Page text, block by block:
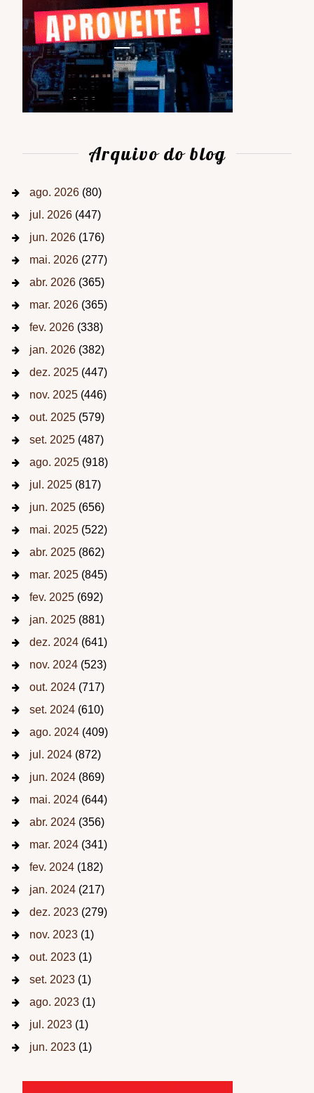
Arquivo do blog
ago. 2026 (80)
jul. 2026 (447)
jun. 2026 (176)
mai. 2026 (277)
abr. 2026 (365)
mar. 2026 (365)
fev. 2026 (338)
jan. 2026 (382)
dez. 2025 (447)
nov. 2025 (446)
out. 2025 (579)
set. 2025 (487)
ago. 2025 (918)
jul. 2025 (817)
jun. 2025 (656)
mai. 2025 (522)
abr. 2025 (862)
mar. 2025 (845)
fev. 2025 (692)
jan. 2025 (881)
dez. 2024 (641)
nov. 2024 (523)
out. 2024 (717)
set. 2024 (610)
ago. 2024 (409)
jul. 2024 (872)
jun. 2024 (869)
mai. 2024 (644)
abr. 2024 (356)
mar. 2024 (341)
fev. 2024 (182)
jan. 2024 (217)
dez. 2023 (279)
nov. 2023 (1)
out. 2023 (1)
set. 2023 (1)
ago. 2023 (1)
jul. 2023 (1)
jun. 2023 (1)